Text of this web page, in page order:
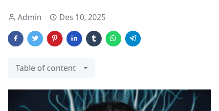
Admin Des 10, 2025
Table of content